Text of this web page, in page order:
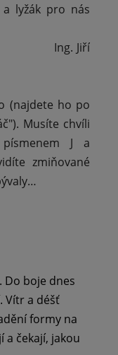
lyžák pro nás
(najdete ho po
Musíte chvíli
J a
zmiňované
Do boje dnes
Vítr a déšť
formy na
a čekají, jakou